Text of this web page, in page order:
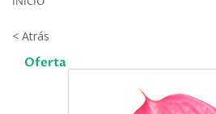
< Atrás
Oferta